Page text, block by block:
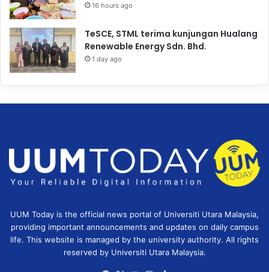
16 hours ago
TeSCE, STML terima kunjungan Hualang
Renewable Energy Sdn. Bhd.
1 day ago
UUM Today is the official news portal of Universiti Utara Malaysia,
providing important announcements and updates on daily campus
life. This website is managed by the university authority. All rights
reserved by Universiti Utara Malaysia.